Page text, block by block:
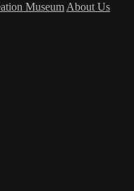
Museum About Us